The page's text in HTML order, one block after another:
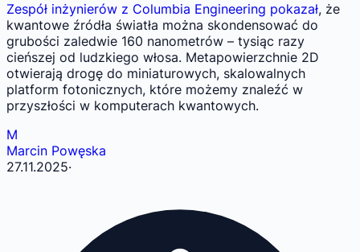
Zespół inżynierów z Columbia Engineering pokazał, że
kwantowe źródła światła można skondensować do
grubości zaledwie 160 nanometrów – tysiąc razy
cieńszej od ludzkiego włosa. Metapowierzchnie 2D
otwierają drogę do miniaturowych, skalowalnych
platform fotonicznych, które możemy znaleźć w
przyszłości w komputerach kwantowych.
M
Marcin Powęska
27.11.2025·